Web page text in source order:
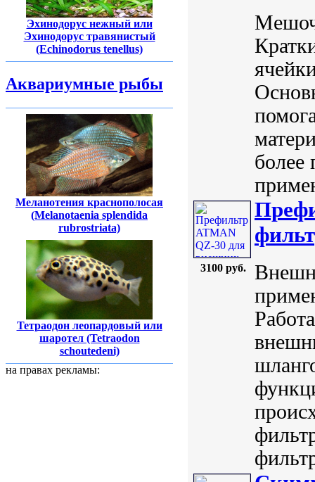
Эхинодорус нежный или
Эхинодорус травянистый
(Echinodorus tenellus)
Аквариумные рыбы
Меланотения краснополосая
(Melanotaenia splendida
rubrostriata)
Тетраодон леопардовый или
шаротел (Tetraodon
schoutedeni)
на правах рекламы:
более
3100 руб.